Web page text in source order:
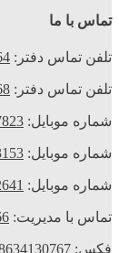
تماس با ما
تلفن تماس دفتر:
تلفن تماس دفتر:
شماره موبایل:
شماره موبایل:
شماره موبایل:
تماس با مدیریت:
فکس: